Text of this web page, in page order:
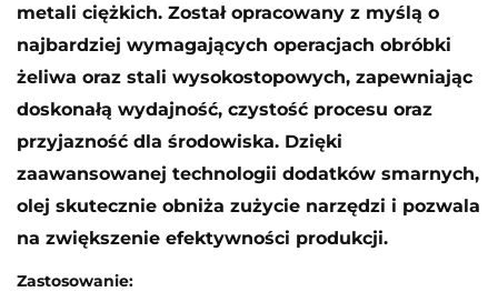
metali ciężkich. Został opracowany z myślą o
najbardziej wymagających operacjach obróbki
żeliwa oraz stali wysokostopowych, zapewniając
doskonałą wydajność, czystość procesu oraz
przyjazność dla środowiska. Dzięki
zaawansowanej technologii dodatków smarnych,
olej skutecznie obniża zużycie narzędzi i pozwala
na zwiększenie efektywności produkcji.
Zastosowanie: